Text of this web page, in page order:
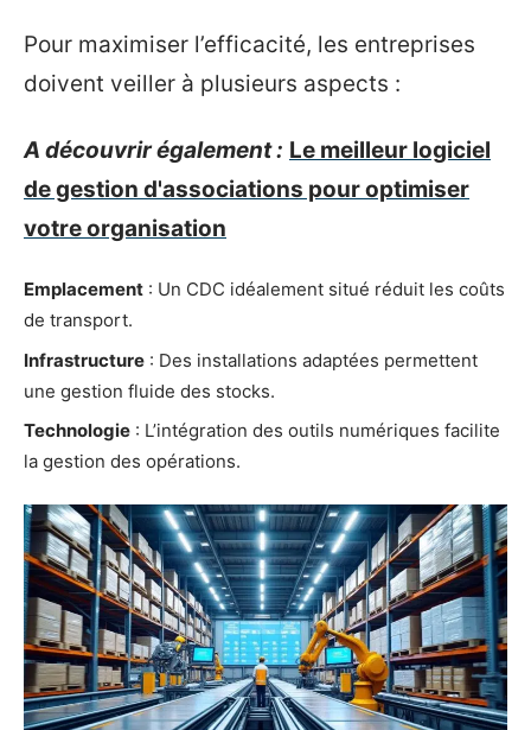
Pour maximiser l’efficacité, les entreprises
doivent veiller à plusieurs aspects :
A découvrir également : Le meilleur logiciel
de gestion d'associations pour optimiser
votre organisation
Emplacement : Un CDC idéalement situé réduit les coûts
de transport.
Infrastructure : Des installations adaptées permettent
une gestion fluide des stocks.
Technologie : L’intégration des outils numériques facilite
la gestion des opérations.